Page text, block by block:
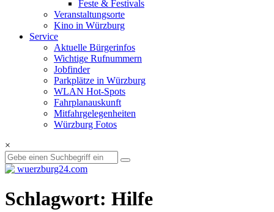
Feste & Festivals
Veranstaltungsorte
Kino in Würzburg
Service
Aktuelle Bürgerinfos
Wichtige Rufnummern
Jobfinder
Parkplätze in Würzburg
WLAN Hot-Spots
Fahrplanauskunft
Mitfahrgelegenheiten
Würzburg Fotos
×
Schlagwort: Hilfe